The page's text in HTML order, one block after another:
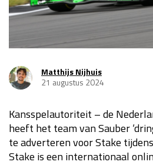
Race
Kwalificatie
Race
Kwalificatie
Matthijs Nijhuis
21 augustus 2024
Kansspelautoriteit – de
heeft het team van Sauber
te adverteren voor Stake
Stake is een internationaal